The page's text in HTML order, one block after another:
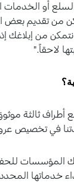
أو الخدمات
من تقديم بعض
من إبلاغك
لاحقاً."
ثالثة
في تخصيص
المؤسسات
خدماتها